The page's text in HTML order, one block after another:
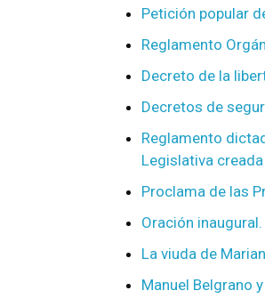
Petición popular
Reglamento
Decreto de la
Decretos de
Reglamento
Legislativa
Proclama de las
Oración
La viuda de
Manuel Belgrano